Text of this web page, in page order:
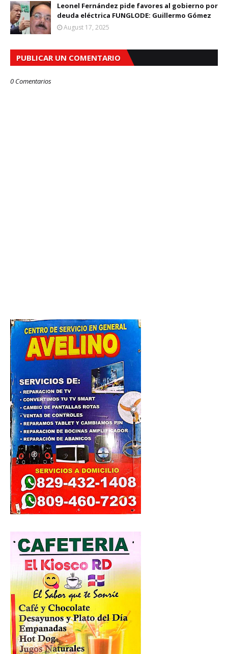
Leonel Fernández pide favores al gobierno por
deuda eléctrica FUNGLODE: Guillermo Gómez
August 17, 2025
PUBLICAR UN COMENTARIO
0 Comentarios